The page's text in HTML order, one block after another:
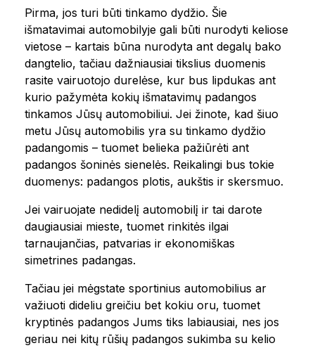
Pirma, jos turi būti tinkamo dydžio. Šie
išmatavimai automobilyje gali būti nurodyti keliose
vietose – kartais būna nurodyta ant degalų bako
dangtelio, tačiau dažniausiai tikslius duomenis
rasite vairuotojo durelėse, kur bus lipdukas ant
kurio pažymėta kokių išmatavimų padangos
tinkamos Jūsų automobiliui. Jei žinote, kad šiuo
metu Jūsų automobilis yra su tinkamo dydžio
padangomis – tuomet belieka pažiūrėti ant
padangos šoninės sienelės. Reikalingi bus tokie
duomenys: padangos plotis, aukštis ir skersmuo.
Jei vairuojate nedidelį automobilį ir tai darote
daugiausiai mieste, tuomet rinkitės ilgai
tarnaujančias, patvarias ir ekonomiškas
simetrines padangas.
Tačiau jei mėgstate sportinius automobilius ar
važiuoti dideliu greičiu bet kokiu oru, tuomet
kryptinės padangos Jums tiks labiausiai, nes jos
geriau nei kitų rūšių padangos sukimba su kelio